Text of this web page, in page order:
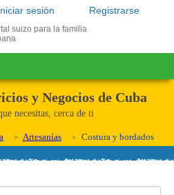
Registrarse
sesión
suizo para la familia
y Negocios de Cuba
necesitas, cerca de ti
Artesanías Costura y bordados